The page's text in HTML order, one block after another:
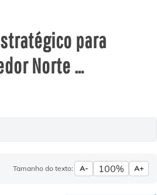
para
Norte …
Tamanho do texto: A- 100% A+